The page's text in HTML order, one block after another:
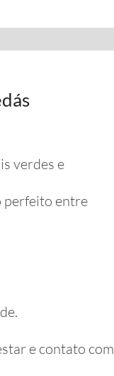
verdes e
perfeito entre
e contato com